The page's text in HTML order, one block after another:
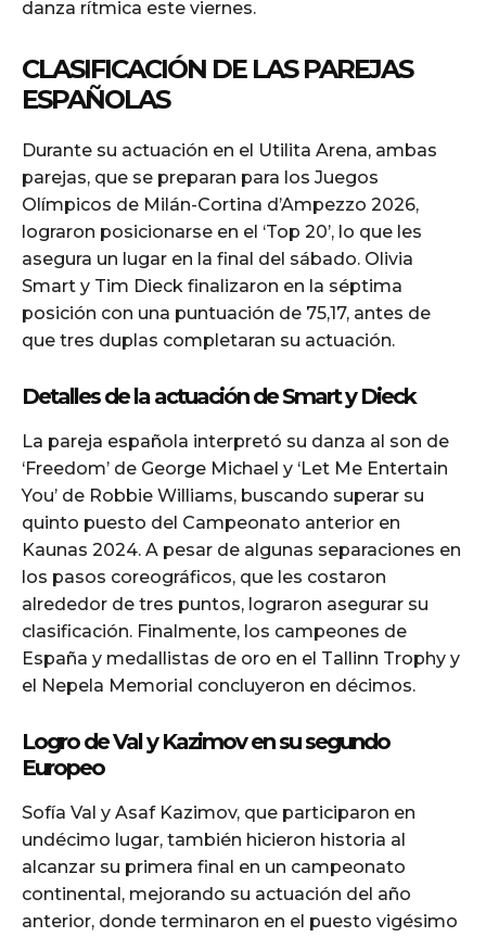
danza rítmica este viernes.
CLASIFICACIÓN DE LAS PAREJAS
ESPAÑOLAS
Durante su actuación en el Utilita Arena, ambas
parejas, que se preparan para los Juegos
Olímpicos de Milán-Cortina d’Ampezzo 2026,
lograron posicionarse en el ‘Top 20’, lo que les
asegura un lugar en la final del sábado. Olivia
Smart y Tim Dieck finalizaron en la séptima
posición con una puntuación de 75,17, antes de
que tres duplas completaran su actuación.
Detalles de la actuación de Smart y Dieck
La pareja española interpretó su danza al son de
‘Freedom’ de George Michael y ‘Let Me Entertain
You’ de Robbie Williams, buscando superar su
quinto puesto del Campeonato anterior en
Kaunas 2024. A pesar de algunas separaciones en
los pasos coreográficos, que les costaron
alrededor de tres puntos, lograron asegurar su
clasificación. Finalmente, los campeones de
España y medallistas de oro en el Tallinn Trophy y
el Nepela Memorial concluyeron en décimos.
Logro de Val y Kazimov en su segundo
Europeo
Sofía Val y Asaf Kazimov, que participaron en
undécimo lugar, también hicieron historia al
alcanzar su primera final en un campeonato
continental, mejorando su actuación del año
anterior, donde terminaron en el puesto vigésimo